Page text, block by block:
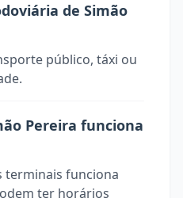
de Simão
público, táxi ou
Pereira funciona
terminais funciona
ter horários